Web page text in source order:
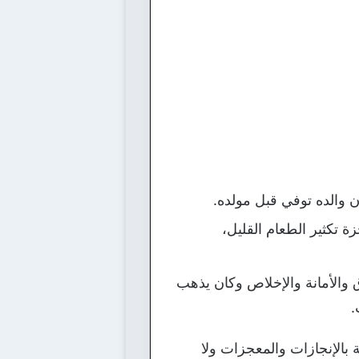
والده توفي قبل مولده.
الطعام القليل،
والإخلاص وكان يذهب
والمعجزات ولا